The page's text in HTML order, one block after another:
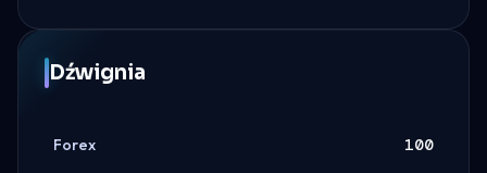
Dźwignia
Forex 100